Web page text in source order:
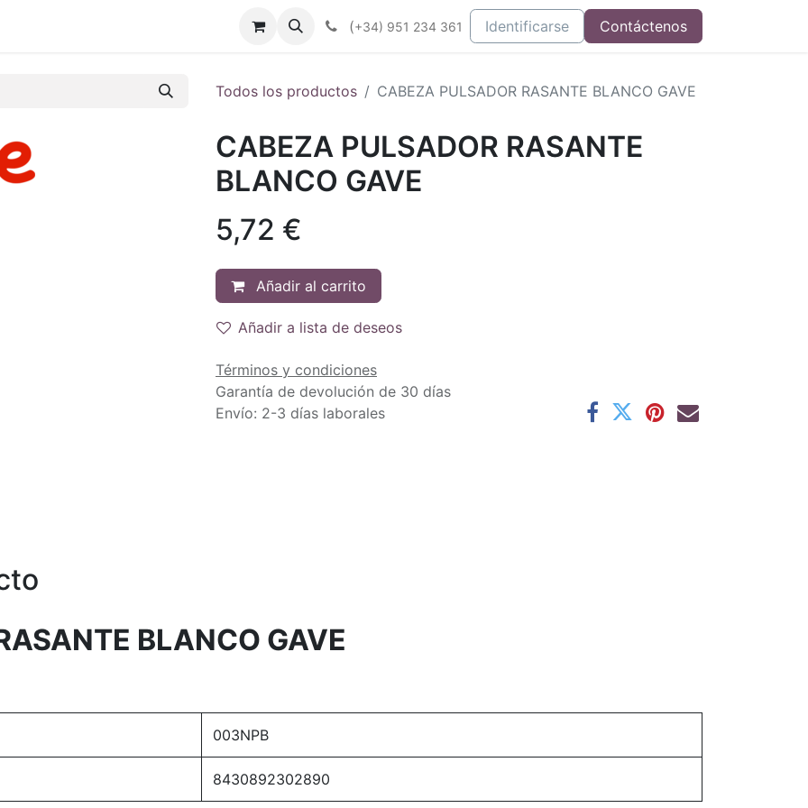
Industrias Noticias Integrados
(+34) 951 234 361 Identificarse Contáctenos
Todos los productos CABEZA PULSADOR RASANTE BLANCO GAVE
CABEZA PULSADOR RASANTE
BLANCO GAVE
5,72 €
Añadir al carrito
Añadir a lista de deseos
Términos y condiciones
Garantía de devolución de 30 días
Envío: 2-3 días laborales
BLANCO GAVE
003NPB
8430892302890